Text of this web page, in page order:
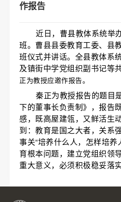
作报告
近日，曹县教体系统举
班。曹县县委教育工委、县
班仪式并讲话。全县教体系
及镇街中学党组织副书记等
正为教授应邀作报告。
秦正为教授报告的题目
下的董事长负责制》，报告
感，既高屋建瓴，又鲜活生
到：教育是国之大者，关系
事关“培养什么人，怎样培养
育根本问题，建立党组织领
重大意义，必须积极稳妥落